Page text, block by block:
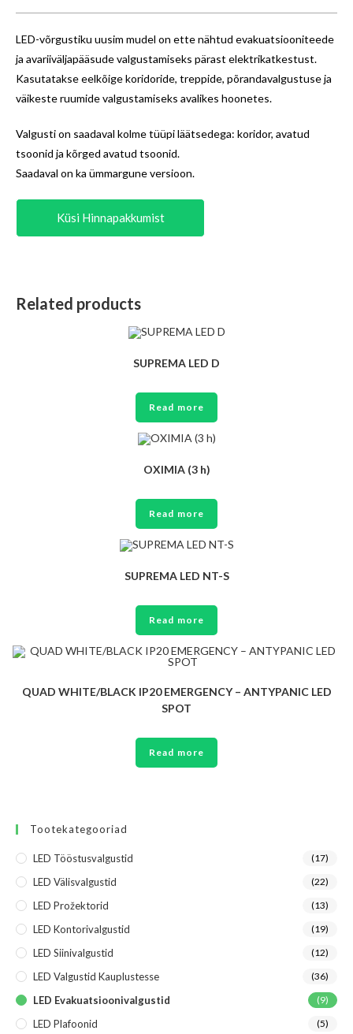
LED-võrgustiku uusim mudel on ette nähtud evakuatsiooniteede
ja avariiväljapääsude valgustamiseks pärast elektrikatkestust.
Kasutatakse eelkõige koridoride, treppide, põrandavalgustuse ja
väikeste ruumide valgustamiseks avalikes hoonetes.
Valgusti on saadaval kolme tüüpi läätsedega: koridor, avatud
tsoonid ja kõrged avatud tsoonid.
Saadaval on ka ümmargune versioon.
Küsi Hinnapakkumist
Related products
SUPREMA LED D
Read more
OXIMIA (3 h)
Read more
SUPREMA LED NT-S
Read more
QUAD WHITE/BLACK IP20 EMERGENCY – ANTYPANIC LED
SPOT
Read more
Tootekategooriad
LED Tööstusvalgustid (17)
LED Välisvalgustid (22)
LED Prožektorid (13)
LED Kontorivalgustid (19)
LED Siinivalgustid (12)
LED Valgustid Kauplustesse (36)
LED Evakuatsioonivalgustid (9)
LED Plafoonid (5)